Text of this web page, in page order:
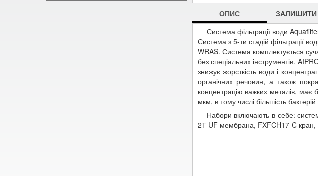
ОПИС
ЗАЛИШИТИ
Система фільтрації води
Система з 5-ти стадій фільтрації
WRAS. Система комплектується
без спеціальних інструментів.
знижує жорсткість води і
органічних речовин, а також
концентрацію важких металів, має
мкм, в тому числі більшість бактерій
Набори включають в себе:
2Т UF мембрана, FXFCH17-C кран,